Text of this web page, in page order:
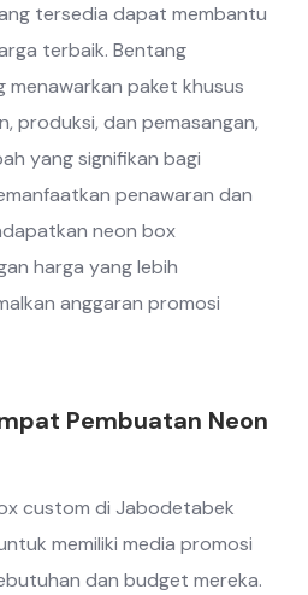
tersedia dapat membantu
terbaik. Bentang
menawarkan paket khusus
produksi, dan pemasangan,
yang signifikan bagi
penawaran dan
neon box
harga yang lebih
anggaran promosi
Pembuatan Neon
custom di Jabodetabek
memiliki media promosi
dan budget mereka.